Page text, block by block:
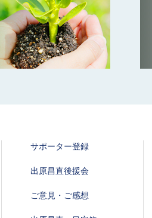
サポーター登録
出原昌直後援会
ご意見・ご感想